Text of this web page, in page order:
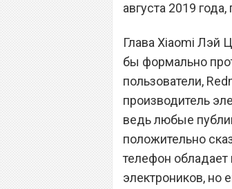
августа 2019
Глава Xiaomi Лэй
бы формально
пользователи,
производитель
ведь любые
положительно
телефон
электроников,